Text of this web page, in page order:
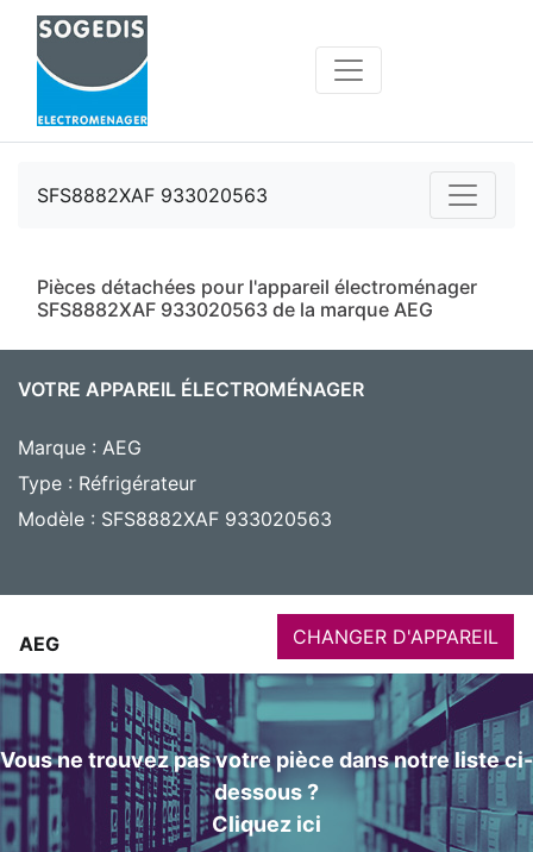
SFS8882XAF 933020563
Pièces détachées pour l'appareil électroménager
SFS8882XAF 933020563 de la marque AEG
VOTRE APPAREIL ÉLECTROMÉNAGER
Marque : AEG
Type : Réfrigérateur
Modèle : SFS8882XAF 933020563
AEG CHANGER D'APPAREIL
Vous ne trouvez pas votre pièce dans notre liste ci-
dessous ?
Cliquez ici